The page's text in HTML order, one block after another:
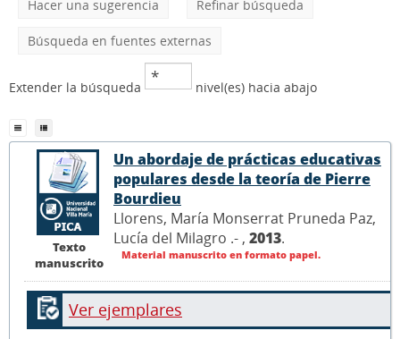
Hacer una sugerencia
Refinar búsqueda
Búsqueda en fuentes externas
Extender la búsqueda nivel(es) hacia abajo
Texto
manuscrito
Un abordaje de prácticas educativas
populares desde la teoría de Pierre
Bourdieu
Llorens, María Monserrat Pruneda Paz,
Lucía del Milagro .- , 2013.
Material manuscrito en formato papel.
Ver ejemplares